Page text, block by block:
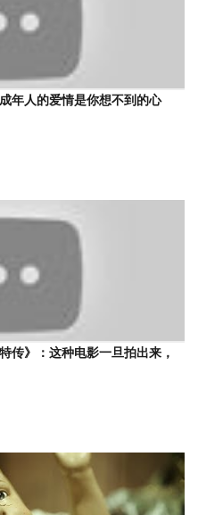
年人的爱情是你想不到的心
传》：这种电影一旦拍出来，